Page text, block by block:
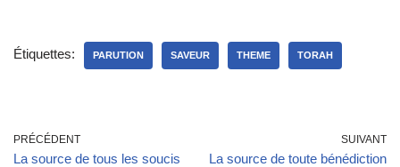
Étiquettes: PARUTION SAVEUR THEME TORAH
PRÉCÉDENT
La source de tous les soucis
SUIVANT
La source de toute bénédiction